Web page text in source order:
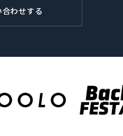
合わせする